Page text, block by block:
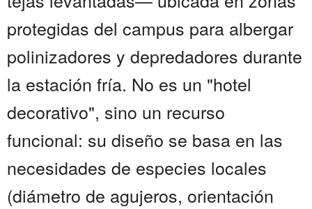
protegidas del campus para albergar
polinizadores y depredadores durante
la estación fría. No es un "hotel
decorativo", sino un recurso
funcional: su diseño se basa en las
necesidades de especies locales
(diámetro de agujeros, orientación